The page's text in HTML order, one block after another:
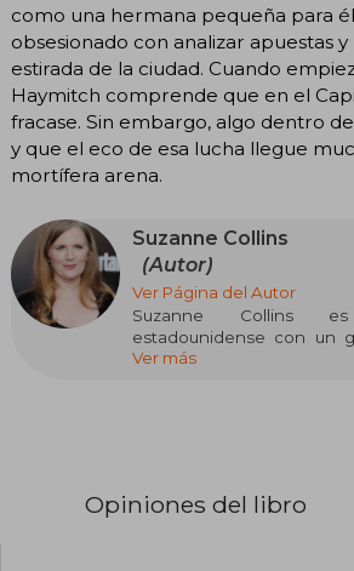
como una hermana pequeña para
obsesionado con analizar apuestas y
estirada de la ciudad. Cuando
Haymitch comprende que en el
fracase. Sin embargo, algo dentro
y que el eco de esa lucha llegue
mortífera arena.
Suzanne Collins
(Autor)
Ver Página del Autor
Suzanne Collins
estadounidense con un
internacional, conocida
Collins estudió Drama y
Ver más
Opiniones del libro